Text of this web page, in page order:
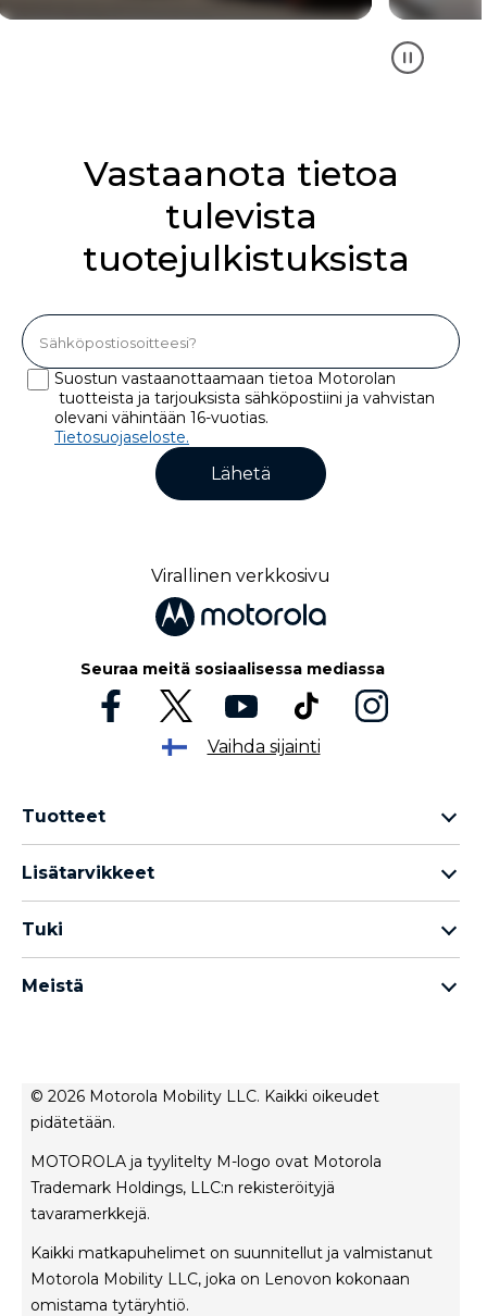
Vastaanota tietoa
tulevista
tuotejulkistuksista
Lähetä
Suostun vastaanottaamaan tietoa Motorolan
tuotteista ja tarjouksista sähköpostiini ja vahvistan
olevani vähintään 16-vuotias.
Tietosuojaseloste.
Virallinen verkkosivu
Seuraa meitä sosiaalisessa mediassa
Vaihda sijainti
Tuotteet
Motorola G -perhe
Thinkphone 25 by Motorola
Lisätarvikkeet
moto tag
Tuki
Korjauksen tila
Rescue- ja älyavustintyökalu
Meistä
Myyntiehdot
Käyttöehdot
Tietosuojakäytäntö
Innovaatio
Urat
Tuotteen yksityisyys
© 2026 Motorola Mobility LLC. Kaikki oikeudet
pidätetään.
MOTOROLA ja tyylitelty M-logo ovat Motorola
Trademark Holdings, LLC:n rekisteröityjä
tavaramerkkejä.
Kaikki matkapuhelimet on suunnitellut ja valmistanut
Motorola Mobility LLC, joka on Lenovon kokonaan
omistama tytäryhtiö.